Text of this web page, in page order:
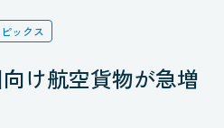
ックス
け航空貨物が急増